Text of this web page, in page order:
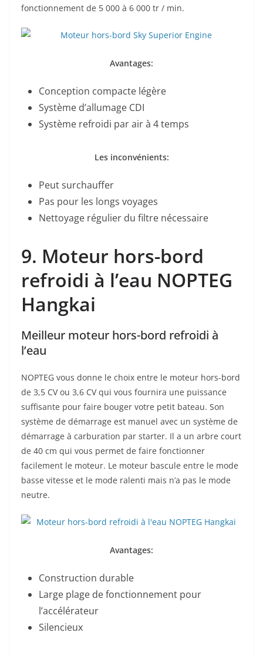
fonctionnement de 5 000 à 6 000 tr / min.
Avantages:
Conception compacte légère
Système d’allumage CDI
Système refroidi par air à 4 temps
Les inconvénients:
Peut surchauffer
Pas pour les longs voyages
Nettoyage régulier du filtre nécessaire
9. Moteur hors-bord
refroidi à l’eau NOPTEG
Hangkai
Meilleur moteur hors-bord refroidi à
l’eau
NOPTEG vous donne le choix entre le moteur hors-bord
de 3,5 CV ou 3,6 CV qui vous fournira une puissance
suffisante pour faire bouger votre petit bateau. Son
système de démarrage est manuel avec un système de
démarrage à carburation par starter. Il a un arbre court
de 40 cm qui vous permet de faire fonctionner
facilement le moteur. Le moteur bascule entre le mode
basse vitesse et le mode ralenti mais n’a pas le mode
neutre.
Avantages:
Construction durable
Large plage de fonctionnement pour
l’accélérateur
Silencieux